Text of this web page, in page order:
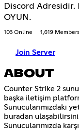
Discord Adresidir.
OYUN.
103 Online 1,619 Members
Join Server
ABOUT
Counter Strike 2
başka iletişim
Sunucularımızdaki
buradan
Sunucularımızda